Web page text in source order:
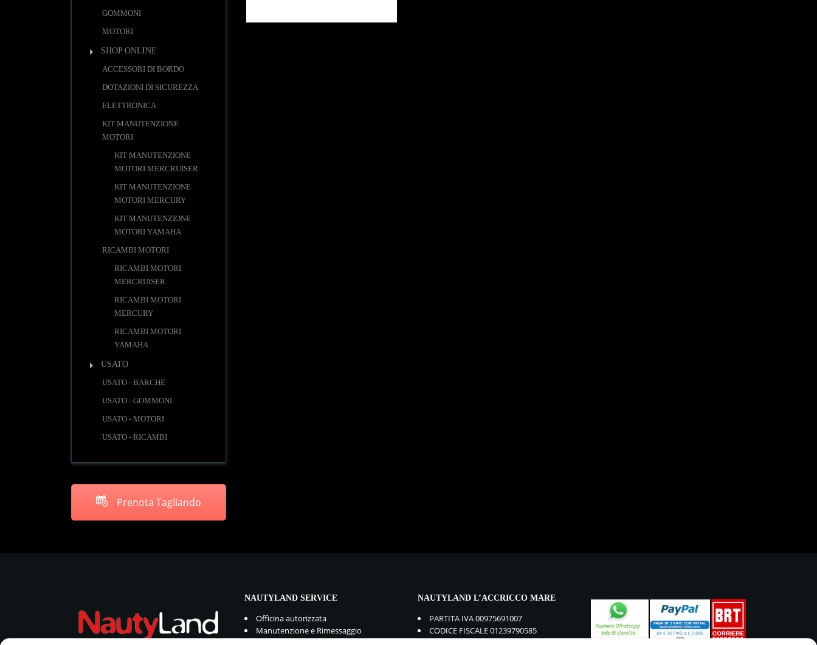
GOMMONI
MOTORI
SHOP ONLINE
ACCESSORI DI BORDO
DOTAZIONI DI SICUREZZA
ELETTRONICA
KIT MANUTENZIONE
MOTORI
KIT MANUTENZIONE
MOTORI MERCRUISER
KIT MANUTENZIONE
MOTORI MERCURY
KIT MANUTENZIONE
MOTORI YAMAHA
RICAMBI MOTORI
RICAMBI MOTORI
MERCRUISER
RICAMBI MOTORI
MERCURY
RICAMBI MOTORI
YAMAHA
USATO
USATO - BARCHE
USATO - GOMMONI
USATO - MOTORI
USATO - RICAMBI
Prenota Tagliando
NAUTYLAND SERVICE
Officina autorizzata
Manutenzione e Rimessaggio
NAUTYLAND L’ACCRICCO MARE
PARTITA IVA 00975691007
CODICE FISCALE 01239790585